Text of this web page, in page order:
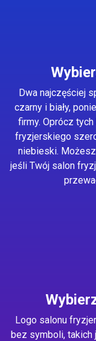
Dwa najczęściej
czarny i biały,
firmy. Oprócz
fryzjerskiego
niebieski.
jeśli Twój salon
Logo salonu
bez symboli, takich